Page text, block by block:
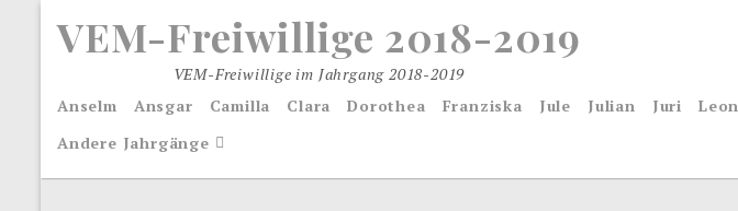
VEM-Freiwillige 2018-2019
VEM-Freiwillige im Jahrgang 2018-2019
Anselm
Ansgar Camilla Clara Dorothea Franziska Jule Julian Juri
Andere Jahrgänge